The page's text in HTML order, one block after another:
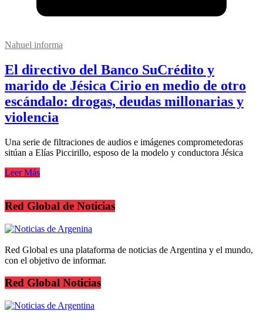
Nahuel informa
El directivo del Banco SuCrédito y
marido de Jésica Cirio en medio de otro
escándalo: drogas, deudas millonarias y
violencia
Una serie de filtraciones de audios e imágenes comprometedoras
sitúan a Elías Piccirillo, esposo de la modelo y conductora Jésica
Leer Más
Red Global de Noticias
Red Global es una plataforma de noticias de Argentina y el mundo,
con el objetivo de informar.
Red Global Noticias